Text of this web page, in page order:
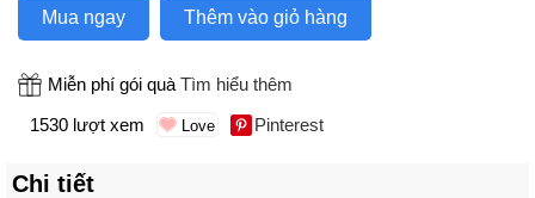
Mua ngay Thêm vào giỏ hàng
Miễn phí gói quà Tìm hiểu thêm
1530 lượt xem
Pinterest
Chi tiết